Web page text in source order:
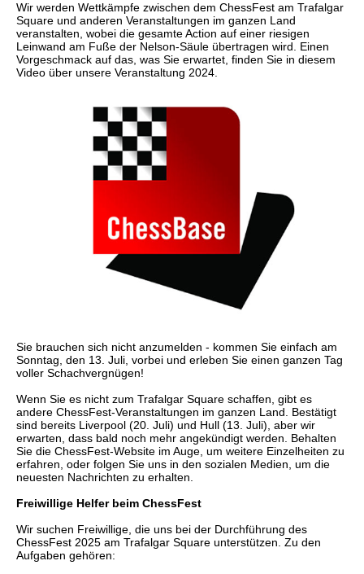
Wir werden Wettkämpfe zwischen dem ChessFest am Trafalgar
Square und anderen Veranstaltungen im ganzen Land
veranstalten, wobei die gesamte Action auf einer riesigen
Leinwand am Fuße der Nelson-Säule übertragen wird. Einen
Vorgeschmack auf das, was Sie erwartet, finden Sie in diesem
Video über unsere Veranstaltung 2024.
Sie brauchen sich nicht anzumelden - kommen Sie einfach am
Sonntag, den 13. Juli, vorbei und erleben Sie einen ganzen Tag
voller Schachvergnügen!
Wenn Sie es nicht zum Trafalgar Square schaffen, gibt es
andere ChessFest-Veranstaltungen im ganzen Land. Bestätigt
sind bereits Liverpool (20. Juli) und Hull (13. Juli), aber wir
erwarten, dass bald noch mehr angekündigt werden. Behalten
Sie die ChessFest-Website im Auge, um weitere Einzelheiten zu
erfahren, oder folgen Sie uns in den sozialen Medien, um die
neuesten Nachrichten zu erhalten.
Freiwillige Helfer beim ChessFest
Wir suchen Freiwillige, die uns bei der Durchführung des
ChessFest 2025 am Trafalgar Square unterstützen. Zu den
Aufgaben gehören: